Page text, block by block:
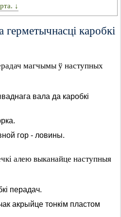
↓
герметычнасці каробкі
магчымы ў наступных
вала да каробкі
гор - ловины.
алею выканайце наступныя
перадач.
акрыйце тонкім пластом